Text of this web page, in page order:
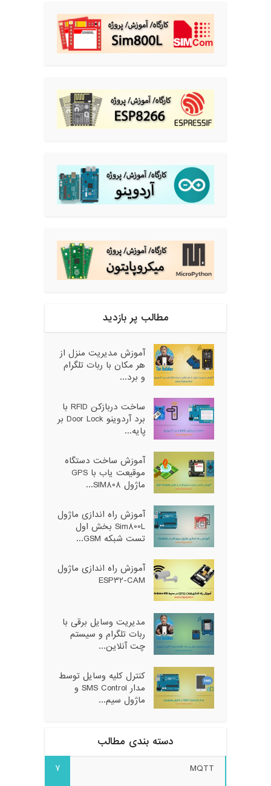
مطالب پر بازدید
آموزش مدیریت منزل از
هر مکان با ربات تلگرام
و برد...
ساخت دربازکن RFID با
برد آردوینو Door Lock بر
پایه...
آموزش ساخت دستگاه
موقیعت یاب با GPS
ماژول SIM808...
آموزش راه اندازی ماژول
Sim800L بخش اول
تست شبکه GSM...
آموزش راه اندازی ماژول
ESP32-CAM
مدیریت وسایل برقی با
ربات تلگرام و سیستم
چت آنلاین...
کنترل کلیه وسایل توسط
مدار SMS Control و
ماژول سیم...
دسته بندی مطالب
MQTT
7